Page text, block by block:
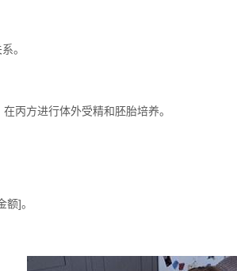
。
丙方进行体外受精和胚胎培养。
]。